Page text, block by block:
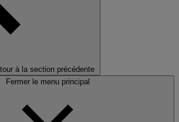
à la section précédente
Fermer le menu principal